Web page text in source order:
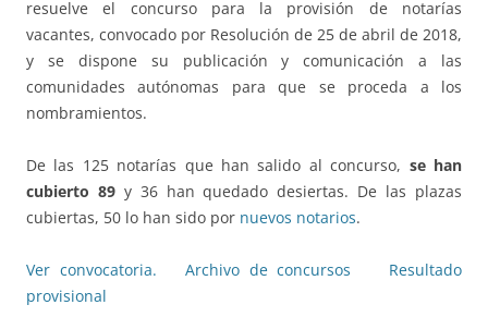
resuelve el concurso para la provisión de notarías
vacantes, convocado por Resolución de 25 de abril de 2018,
y se dispone su publicación y comunicación a las
comunidades autónomas para que se proceda a los
nombramientos.
De las 125 notarías que han salido al concurso, se han
cubierto 89 y 36 han quedado desiertas. De las plazas
cubiertas, 50 lo han sido por nuevos notarios.
Ver convocatoria. Archivo de concursos
Resultado
provisional